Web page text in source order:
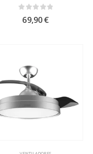
out of 5
69,90€